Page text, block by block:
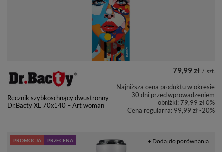
Ręcznik szybkoschnący dwustronny
Dr.Bacty XL 70x140 – Art woman
79,99 zł / szt.
Najniższa cena produktu w okresie
30 dni przed wprowadzeniem
obniżki:79,99 zł0%
Cena regularna:99,99 zł-20%
PROMOCJA PRZECENA + Dodaj do porównania